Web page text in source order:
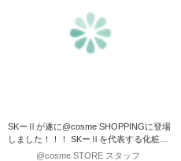
SKーⅡが遂に@cosme SHOPPINGに登場
しました！！！ SKーⅡを代表する化粧水
@cosme STORE スタッフ